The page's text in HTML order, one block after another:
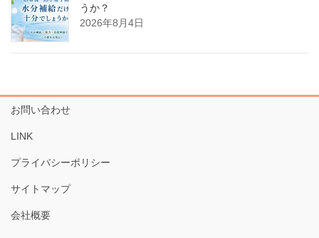
うか？
2026年8月4日
お問い合わせ
LINK
プライバシーポリシー
サイトマップ
会社概要